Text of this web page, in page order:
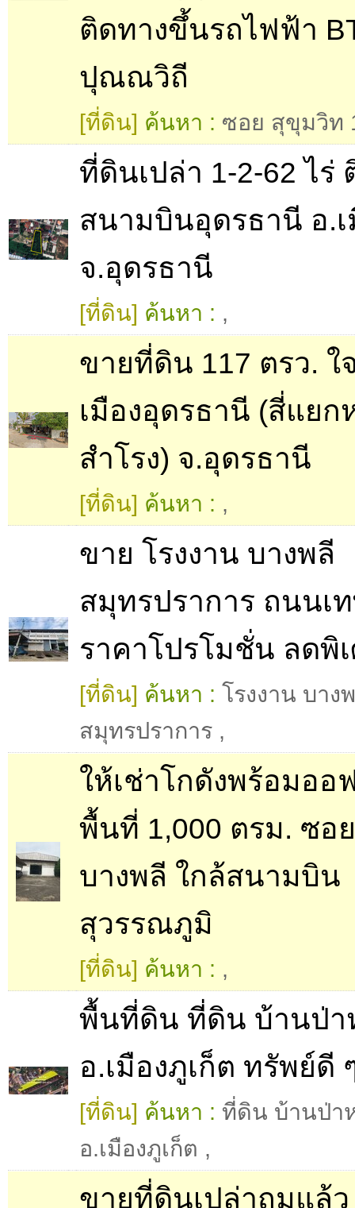
ติดทางขึ้นรถไฟฟ้า
ปุณณวิถี
[ที่ดิน] ค้นหา : ซอย สุขุมวิท
ที่ดินเปล่า 1-2-62 ไร่
สนามบินอุดรธานี อ.เ
จ.อุดรธานี
[ที่ดิน] ค้นหา : ,
ขายที่ดิน 117 ตรว. ใ
เมืองอุดรธานี (สี่แยก
สำโรง) จ.อุดรธานี
[ที่ดิน] ค้นหา : ,
ขาย โรงงาน บางพลี
สมุทรปราการ ถนนเ
ราคาโปรโมชั่น ลดพิ
[ที่ดิน] ค้นหา : โรงงาน บาง
สมุทรปราการ ,
ให้เช่าโกดังพร้อมออ
พื้นที่ 1,000 ตรม. ซอ
บางพลี ใกล้สนามบิน
สุวรรณภูมิ
[ที่ดิน] ค้นหา : ,
พื้นที่ดิน ที่ดิน บ้านป่า
อ.เมืองภูเก็ต ทรัพย์ดี
[ที่ดิน] ค้นหา : ที่ดิน บ้านป่า
อ.เมืองภูเก็ต ,
ขายที่ดินเปล่าถมแล้ว​